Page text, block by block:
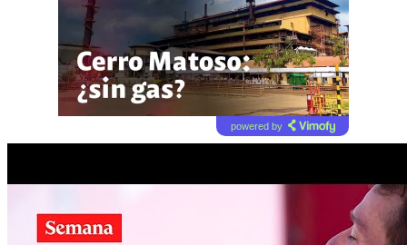
powered by